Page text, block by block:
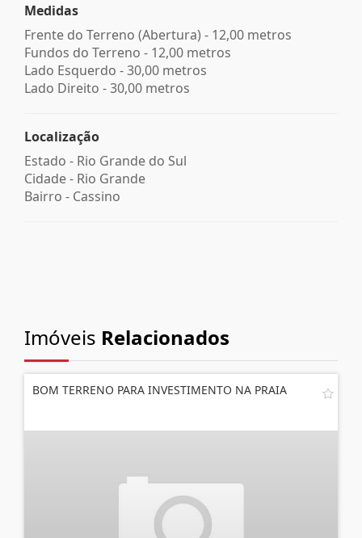
Medidas
Frente do Terreno (Abertura) - 12,00 metros
Fundos do Terreno - 12,00 metros
Lado Esquerdo - 30,00 metros
Lado Direito - 30,00 metros
Localização
Estado - Rio Grande do Sul
Cidade - Rio Grande
Bairro - Cassino
Imóveis Relacionados
BOM TERRENO PARA INVESTIMENTO NA PRAIA